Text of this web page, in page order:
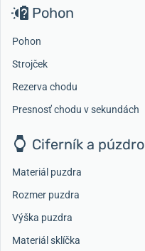
Pohon
Pohon
Strojček
Rezerva chodu
Presnosť chodu v sekundách
Ciferník a púzdro
Materiál puzdra
Rozmer puzdra
Výška puzdra
Materiál sklíčka